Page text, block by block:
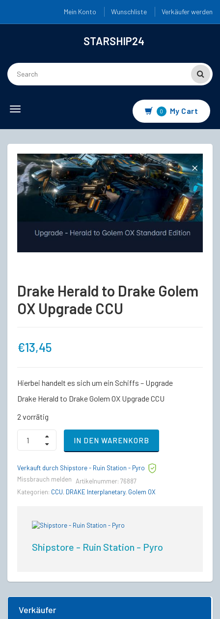
Mein Konto Wunschliste Verkäufer werden
STARSHIP24
Toggle
0 My Cart
Drake Herald to Drake Golem
OX Upgrade CCU
€13,45
Hierbei handelt es sich um ein Schiffs – Upgrade
Drake Herald to Drake Golem OX Upgrade CCU
2 vorrätig
Drake
Herald
to
Golem
OX
CCU
IN DEN WARENKORB
Verkauft durch Shipstore - Ruin Station - Pyro
Missbrauch melden
Artikelnummer: 76887
Kategorien: CCU, DRAKE Interplanetary, Golem OX
Shipstore - Ruin Station - Pyro
Verkäufer